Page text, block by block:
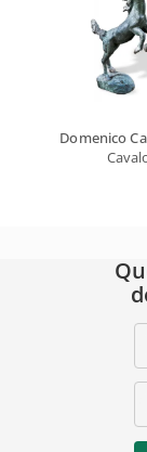
Domenico